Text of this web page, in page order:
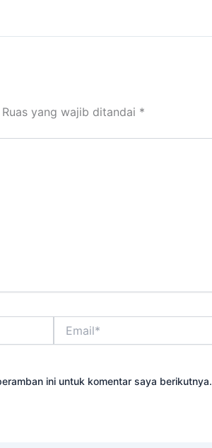
Ruas yang wajib ditandai *
ini untuk komentar saya berikutnya.